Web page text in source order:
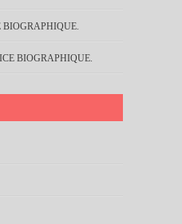
BIOGRAPHIQUE.
BIOGRAPHIQUE.